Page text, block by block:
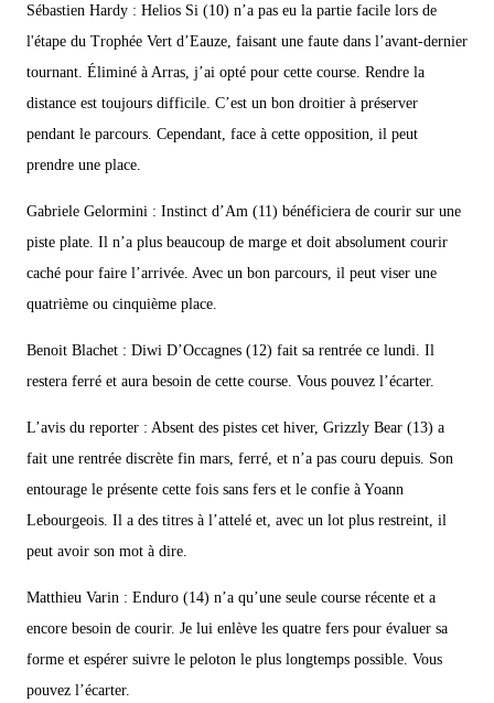
Sébastien Hardy : Helios Si (10) n’a pas eu la partie facile lors de
l'étape du Trophée Vert d’Eauze, faisant une faute dans l’avant-dernier
tournant. Éliminé à Arras, j’ai opté pour cette course. Rendre la
distance est toujours difficile. C’est un bon droitier à préserver
pendant le parcours. Cependant, face à cette opposition, il peut
prendre une place.
Gabriele Gelormini : Instinct d’Am (11) bénéficiera de courir sur une
piste plate. Il n’a plus beaucoup de marge et doit absolument courir
caché pour faire l’arrivée. Avec un bon parcours, il peut viser une
quatrième ou cinquième place.
Benoit Blachet : Diwi D’Occagnes (12) fait sa rentrée ce lundi. Il
restera ferré et aura besoin de cette course. Vous pouvez l’écarter.
L’avis du reporter : Absent des pistes cet hiver, Grizzly Bear (13) a
fait une rentrée discrète fin mars, ferré, et n’a pas couru depuis. Son
entourage le présente cette fois sans fers et le confie à Yoann
Lebourgeois. Il a des titres à l’attelé et, avec un lot plus restreint, il
peut avoir son mot à dire.
Matthieu Varin : Enduro (14) n’a qu’une seule course récente et a
encore besoin de courir. Je lui enlève les quatre fers pour évaluer sa
forme et espérer suivre le peloton le plus longtemps possible. Vous
pouvez l’écarter.